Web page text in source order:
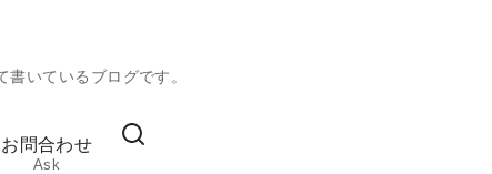
いているブログです。
お問合わせ
Ask